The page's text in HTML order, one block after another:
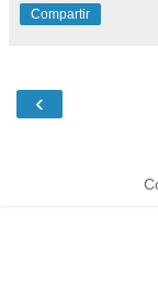
Compartir
‹